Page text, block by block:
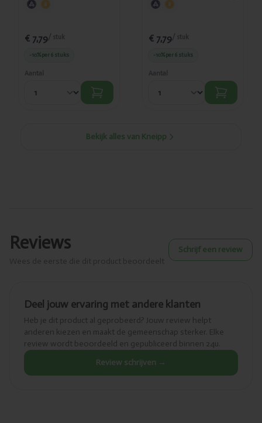
€ 7,79/ stuk
-10%per 6 stuks
Aantal
€ 7,79/ stuk
-10%per 6 stuks
Aantal
Bekijk alles van Kneipp
Reviews Schrijf een review
Deel jouw ervaring met andere klanten
Heb je dit product al geprobeerd? Jouw review helpt
anderen kiezen en maakt de gemeenschap sterker. Elke
review wordt beoordeeld en gepubliceerd binnen 24u.
Review schrijven →